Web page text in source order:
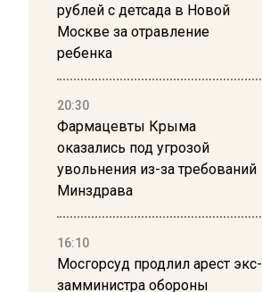
рублей с детсада в Новой
Москве за отравление
ребенка
20:30
Фармацевты Крыма
оказались под угрозой
увольнения из-за требований
Минздрава
16:10
Мосгорсуд продлил арест экс-
замминистра обороны